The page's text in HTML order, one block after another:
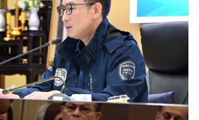
ยานแห่งชาติของเวียดนาม การ
ดนามผสมโมเดิร์นของ Jean-Michel
กสวยชวนตะลึงมาแล้วมากมาย จุด
อมด้วยธรรมชาติอันเงียบสงบ เมื่อ
เวียดนามที่สวยงาม ถือเป็นรีสอร์ตที่
ขาและท้องทะเล